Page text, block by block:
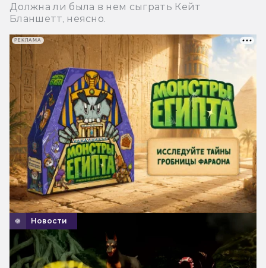
Должна ли была в нем сыграть Кейт
Бланшетт, неясно.
Новости
РЕКЛАМА